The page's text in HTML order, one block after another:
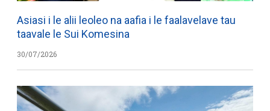
Asiasi i le alii leoleo na aafia i le faalavelave tau
taavale le Sui Komesina
30/07/2026